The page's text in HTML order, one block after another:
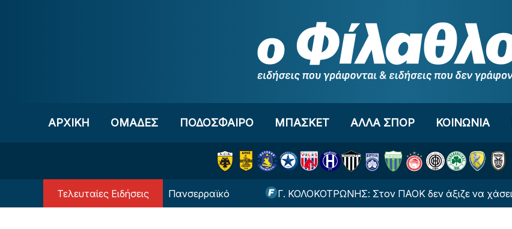
ΑΡΧΙΚΗ OΜΑΔΕΣ ΠΟΔΟΣΦΑΙΡΟ ΜΠΑΣΚΕΤ ΑΛΛΑ ΣΠΟΡ ΚΟΙΝΩΝΙΑ
Τελευταίες Ειδήσεις
Από τον ΠΑΟΚ στον Πανσερραϊκό Γ. ΚΟΛΟΚΟΤΡΩΝΗΣ: Στον ΠΑΟΚ δεν άξιζε να χάσει, αλλά η